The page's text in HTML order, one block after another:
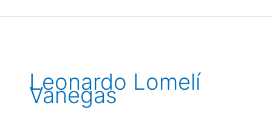
al
Leonardo Lomelí
Vanegas